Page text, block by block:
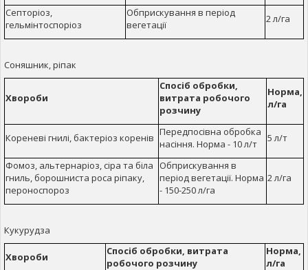
Септоріоз,
гельмінтоспоріоз
Обприскування в період
вегетації
2 л/га
Соняшник, ріпак
Хвороби
Спосіб обробки,
витрата робочого
розчину
Норма,
л/га
Кореневі гнилі, бактеріоз коренів Передпосівна обробка
насіння. Норма - 10 л/т
5 л/т
Фомоз, альтернаріоз, сіра та біла
гниль, борошниста роса ріпаку,
пероноспороз
Обприскування в
період вегетації. Норма
- 150-250 л/га
2 л/га
Кукурудза
Хвороби
Спосіб обробки, витрата
робочого розчину
Норма,
л/га